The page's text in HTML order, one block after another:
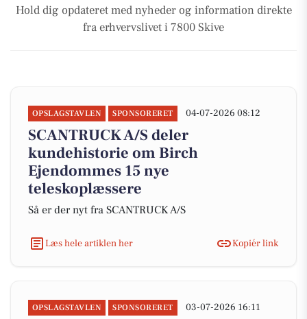
Hold dig opdateret med nyheder og information direkte
fra erhvervslivet i 7800 Skive
OPSLAGSTAVLEN SPONSORERET 04-07-2026 08:12
SCANTRUCK A/S deler
kundehistorie om Birch
Ejendommes 15 nye
teleskoplæssere
Så er der nyt fra SCANTRUCK A/S
Læs hele artiklen her Kopiér link
OPSLAGSTAVLEN SPONSORERET 03-07-2026 16:11